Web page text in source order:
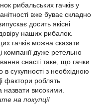
рибальських гачків у
вже буває складно
досить якісні
наших рибалок.
гачків можна сказати
компанії дуже ретельно
снасті таке, що гачки
сукупності з необхідною
фактори роблять
високими.
на покупці!